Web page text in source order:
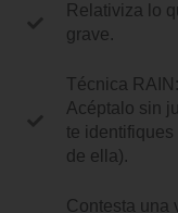
Relativiza lo
grave.
Técnica
Acéptalo sin
te
de ella).
Contesta una